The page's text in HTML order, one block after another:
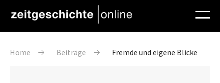
Pfadnavigation
Home Beiträge Fremde und eigene Blicke